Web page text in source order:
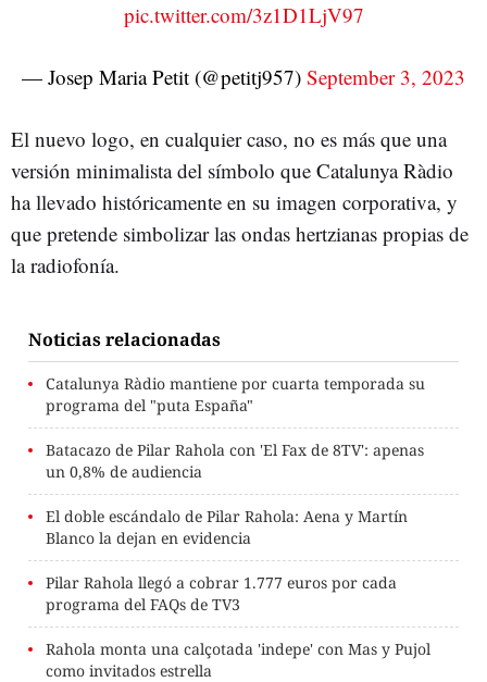
pic.twitter.com/3z1D1LjV97
— Josep Maria Petit (@petitj957) September 3, 2023
El nuevo logo, en cualquier caso, no es más que una
versión minimalista del símbolo que Catalunya Ràdio
ha llevado históricamente en su imagen corporativa, y
que pretende simbolizar las ondas hertzianas propias de
la radiofonía.
Noticias relacionadas
Catalunya Ràdio mantiene por cuarta temporada su
programa del "puta España"
Batacazo de Pilar Rahola con 'El Fax de 8TV': apenas
un 0,8% de audiencia
El doble escándalo de Pilar Rahola: Aena y Martín
Blanco la dejan en evidencia
Pilar Rahola llegó a cobrar 1.777 euros por cada
programa del FAQs de TV3
Rahola monta una calçotada 'indepe' con Mas y Pujol
como invitados estrella